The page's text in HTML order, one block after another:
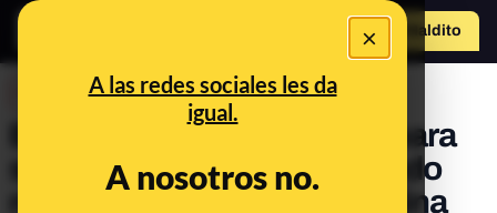
×
A las redes sociales les da
igual.
A nosotros no.
Hazte Maldito
En qué nos podemos fijar para
saber si estamos registrando
nuestros datos en una página